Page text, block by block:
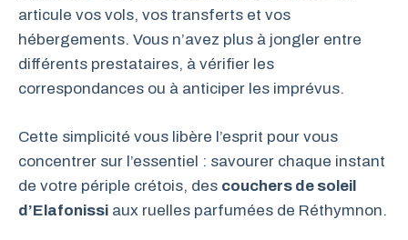
articule vos vols, vos transferts et vos
hébergements. Vous n’avez plus à jongler entre
différents prestataires, à vérifier les
correspondances ou à anticiper les imprévus.
Cette simplicité vous libère l’esprit pour vous
concentrer sur l’essentiel : savourer chaque instant
de votre périple crétois, des couchers de soleil
d’Elafonissi aux ruelles parfumées de Réthymnon.